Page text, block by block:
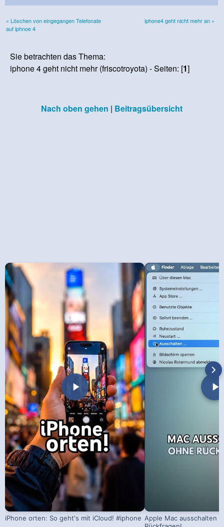
« Löschen von eingegangen Telefonate
auf iphnoe 4
iphone4 geht nicht mehr an »
Sie betrachten das Thema:
iphone 4 geht nicht mehr (friscotroyota) - Seiten: [1]
Nach oben gehen | Beitragsübersicht
iPhone orten: So geht's mit iCloud! #iphone Apple Mac ausschalten